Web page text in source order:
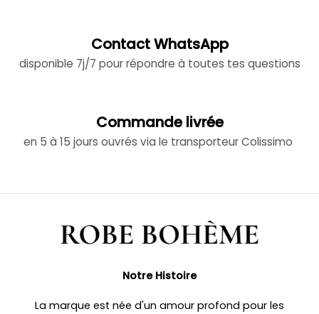
Contact WhatsApp
disponible 7j/7 pour répondre à toutes tes questions
Commande livrée
en 5 à 15 jours ouvrés via le transporteur Colissimo
Notre Histoire
La marque est née d'un amour profond pour les